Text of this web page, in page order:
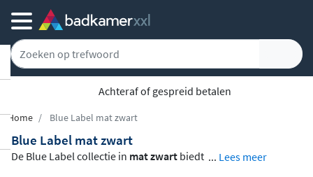
Achteraf of gespreid betalen
Home Blue Label mat zwart
Blue Label mat zwart
De Blue Label collectie in mat zwart biedt ... Lees meer